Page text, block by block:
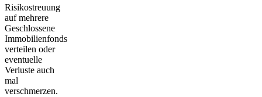
Risikostreuung
auf mehrere
Geschlossene
Immobilienfonds
verteilen oder
eventuelle
Verluste auch
mal
verschmerzen.